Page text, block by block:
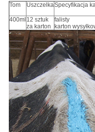
Tom UszczelkaSpecyfikacja
400ml 12 sztuk
za karton
falisty
karton